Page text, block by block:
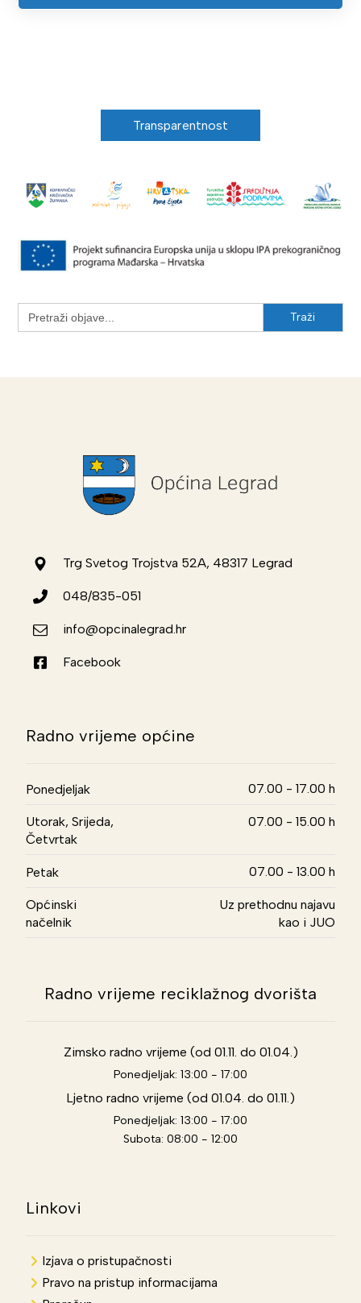
Transparentnost
Search
for:
Trg Svetog Trojstva 52A, 48317 Legrad
048/835-051
info@opcinalegrad.hr
Facebook
Radno vrijeme općine
Ponedjeljak 07.00 - 17.00 h
Utorak, Srijeda,
Četvrtak
07.00 - 15.00 h
Petak 07.00 - 13.00 h
Općinski
načelnik
Uz prethodnu najavu
kao i JUO
Radno vrijeme reciklažnog dvorišta
Zimsko radno vrijeme (od 01.11. do 01.04.)
Ponedjeljak: 13:00 - 17:00
Ljetno radno vrijeme (od 01.04. do 01.11.)
Ponedjeljak: 13:00 - 17:00
Subota: 08:00 - 12:00
Linkovi
Izjava o pristupačnosti
Pravo na pristup informacijama